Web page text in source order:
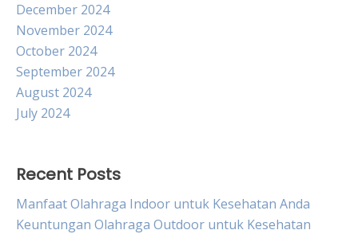
December 2024
November 2024
October 2024
September 2024
August 2024
July 2024
Recent Posts
Manfaat Olahraga Indoor untuk Kesehatan Anda
Keuntungan Olahraga Outdoor untuk Kesehatan